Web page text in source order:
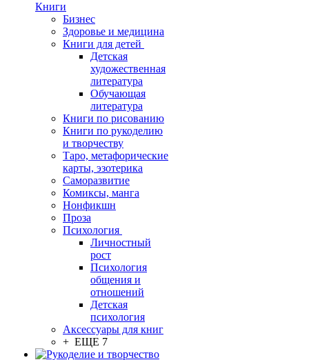
Книги
Бизнес
Здоровье и медицина
Книги для детей
Детская
художественная
литература
Обучающая
литература
Книги по рисованию
Книги по рукоделию
и творчеству
Таро, метафорические
карты, эзотерика
Саморазвитие
Комиксы, манга
Нонфикшн
Проза
Психология
Личностный
рост
Психология
общения и
отношений
Детская
психология
Аксессуары для книг
+ ЕЩЕ 7